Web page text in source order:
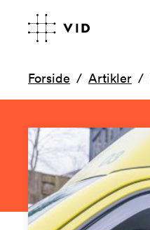
Forside Artikler